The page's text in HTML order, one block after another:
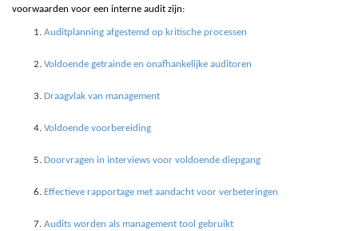
voorwaarden voor een interne audit zijn:
Auditplanning afgestemd op kritische processen
Voldoende getrainde en onafhankelijke auditoren
Draagvlak van management
Voldoende voorbereiding
Doorvragen in interviews voor voldoende diepgang
Effectieve rapportage met aandacht voor verbeteringen
Audits worden als management tool gebruikt